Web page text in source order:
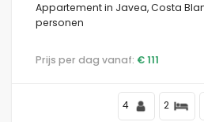
Appartement in Javea, Costa
personen
Prijs per dag vanaf: € 111
4 2